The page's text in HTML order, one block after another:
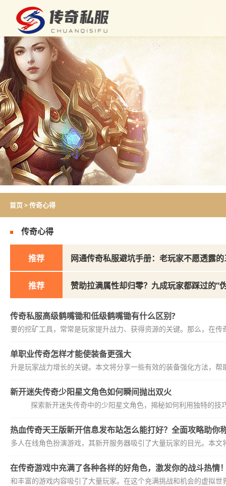
首页>传奇心得
传奇心得
推荐 网通传奇私服避坑手册：老玩家不愿透露
推荐 赞助拉满属性却归零？九成玩家都踩过的“
传奇私服高级鹤嘴锄和低级鹤嘴锄有什么区别?
要的挖矿工具，常常是玩家提升战力、获得资源的关键。那么，在
单职业传奇怎样才能使装备更强大
升是玩家战力增长的关键。本文将分享一些有效的装备强化方法，
新开迷失传奇少阳星文角色如何瞬间抛出双火
探索新开迷失传奇中的少阳星文角色，揭秘如何利用独特的
热血传奇天王版新开信息发布站怎么能打好？全面攻略助你
多人在线角色扮演游戏，其新开服务器吸引了大量玩家的目光。本
在传奇游戏中充满了各种各样的好角色，激发你的战斗热情
计和丰富的游戏内容吸引了大量玩家。在这个充满挑战和机会的虚拟